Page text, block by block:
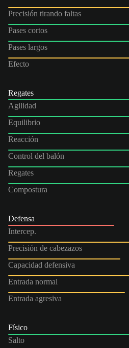
Precisión tirando faltas
Pases cortos
Pases largos
Efecto
Regates
Agilidad
Equilibrio
Reacción
Control del balón
Regates
Compostura
Defensa
Intercep.
Precisión de cabezazos
Capacidad defensiva
Entrada normal
Entrada agresiva
Físico
Salto